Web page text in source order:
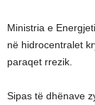
Ministria e
në hidrocentralet
paraqet rrezik.
Sipas të dhënave